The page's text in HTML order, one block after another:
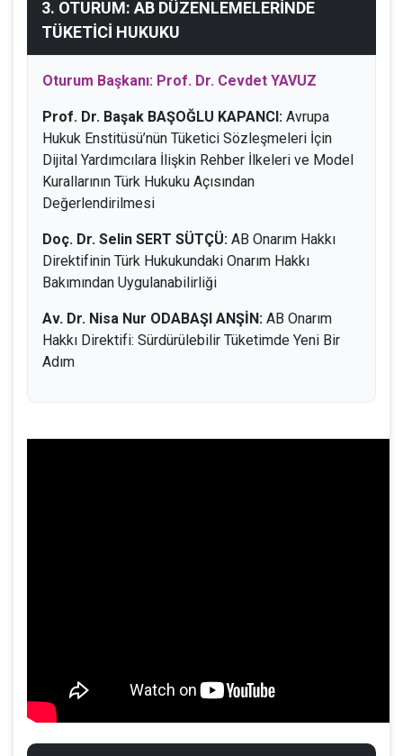
3. OTURUM: AB DÜZENLEMELERİNDE
TÜKETİCİ HUKUKU
Oturum Başkanı: Prof. Dr. Cevdet YAVUZ
Prof. Dr. Başak BAŞOĞLU KAPANCI: Avrupa
Hukuk Enstitüsü’nün Tüketici Sözleşmeleri İçin
Dijital Yardımcılara İlişkin Rehber İlkeleri ve Model
Kurallarının Türk Hukuku Açısından
Değerlendirilmesi
Doç. Dr. Selin SERT SÜTÇÜ: AB Onarım Hakkı
Direktifinin Türk Hukukundaki Onarım Hakkı
Bakımından Uygulanabilirliği
Av. Dr. Nisa Nur ODABAŞI ANŞİN: AB Onarım
Hakkı Direktifi: Sürdürülebilir Tüketimde Yeni Bir
Adım